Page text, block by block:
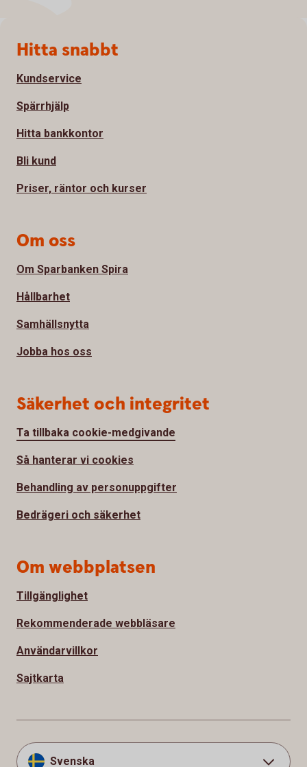
Sidfot
Hitta snabbt
Kundservice
Spärrhjälp
Hitta bankkontor
Bli kund
Priser, räntor och kurser
Om oss
Om Sparbanken Spira
Hållbarhet
Samhällsnytta
Jobba hos oss
Säkerhet och integritet
Ta tillbaka cookie-medgivande
Så hanterar vi cookies
Behandling av personuppgifter
Bedrägeri och säkerhet
Om webbplatsen
Tillgänglighet
Rekommenderade webbläsare
Användarvillkor
Sajtkarta
Svenska